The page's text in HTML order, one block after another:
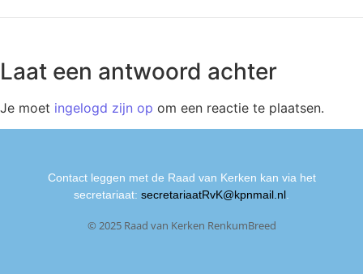
Laat een antwoord achter
Je moet ingelogd zijn op om een reactie te plaatsen.
Contact leggen met de Raad van Kerken kan via het
secretariaat: secretariaatRvK@kpnmail.nl.
© 2025 Raad van Kerken RenkumBreed